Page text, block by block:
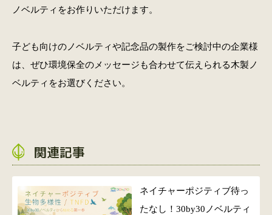
ノベルティをお作りいただけます。
子ども向けのノベルティや記念品の製作をご検討中の企業様
は、ぜひ環境保全のメッセージも合わせて伝えられる木製ノ
ベルティをお選びください。
関連記事
ネイチャーポジティブ待っ
たなし！30by30ノベルティ